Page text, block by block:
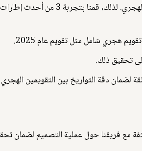
نسعى لتقديم تجربة ممتازة لمستخدمينا، ونؤمن بأهمية سهولة الوصول إلى المعلومات، وخاصةً تلك المتعلقة
فائقة لضمان دقة التواريخ بين التقويمين الهجري
2025 بإطار جميل. وقد جرت منقاشات مكثفة مع فريقنا حول عملية التصميم